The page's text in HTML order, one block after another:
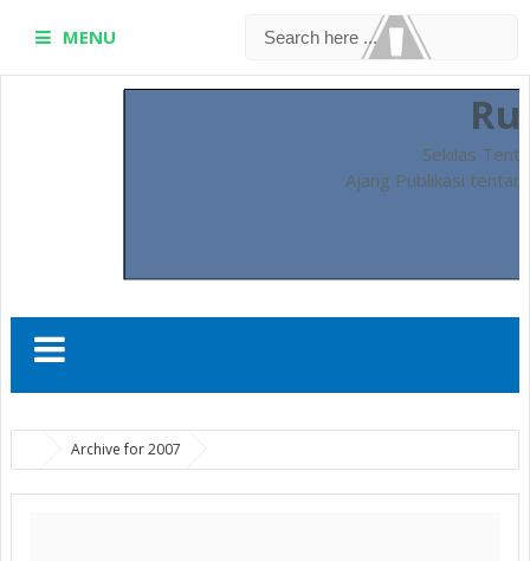
MENU
Sekilas
Ajang Publikasi
Archive for 2007